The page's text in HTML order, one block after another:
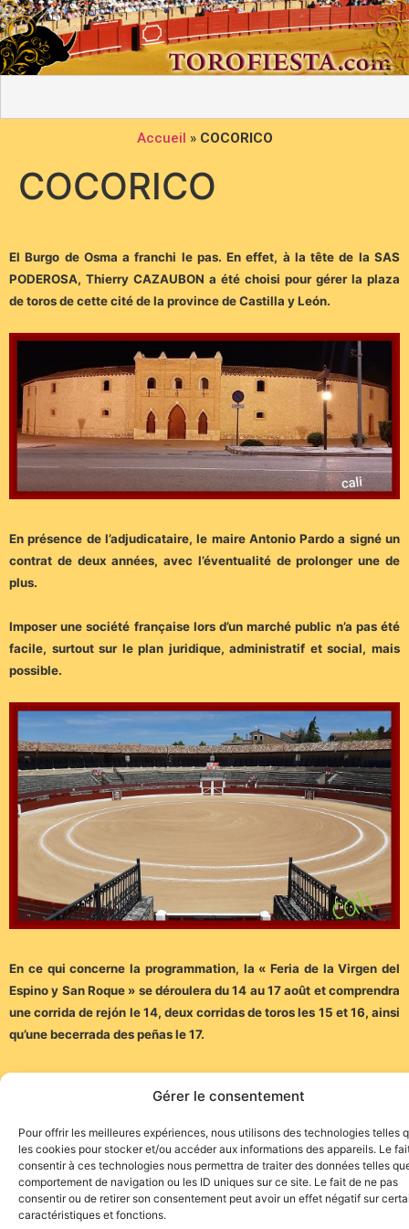
Gérer le consentement
Pour offrir les meilleures expériences, nous utilisons des technologies telles
les cookies pour stocker et/ou accéder aux informations des appareils. Le
consentir à ces technologies nous permettra de traiter des données telles
comportement de navigation ou les ID uniques sur ce site. Le fait de ne pas
consentir ou de retirer son consentement peut avoir un effet négatif sur
caractéristiques et fonctions.
Accueil » COCORICO
COCORICO
El Burgo de Osma a franchi le pas. En effet, à la tête de la SAS
PODEROSA, Thierry CAZAUBON a été choisi pour gérer la plaza
de toros de cette cité de la province de Castilla y León.
En présence de l’adjudicataire, le maire Antonio Pardo a signé un
contrat de deux années, avec l’éventualité de prolonger une de
plus.
Imposer une société française lors d’un marché public n’a pas été
facile, surtout sur le plan juridique, administratif et social, mais
possible.
En ce qui concerne la programmation, la « Feria de la Virgen del
Espino y San Roque » se déroulera du 14 au 17 août et comprendra
une corrida de rejón le 14, deux corridas de toros les 15 et 16, ainsi
qu’une becerrada des peñas le 17.